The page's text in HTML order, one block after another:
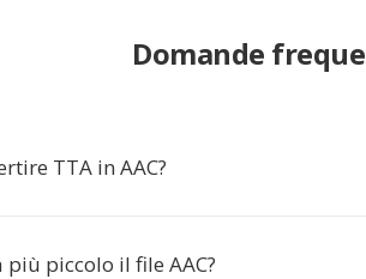
Domande
TTA in AAC?
piccolo il file AAC?